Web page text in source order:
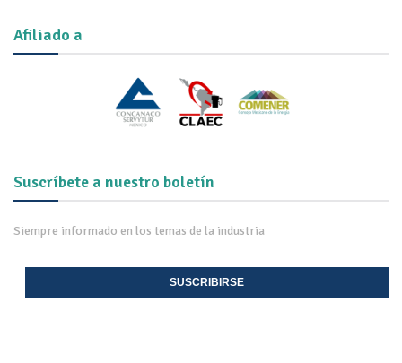
Afiliado a
Suscríbete a nuestro boletín
Siempre informado en los temas de la industria
SUSCRIBIRSE